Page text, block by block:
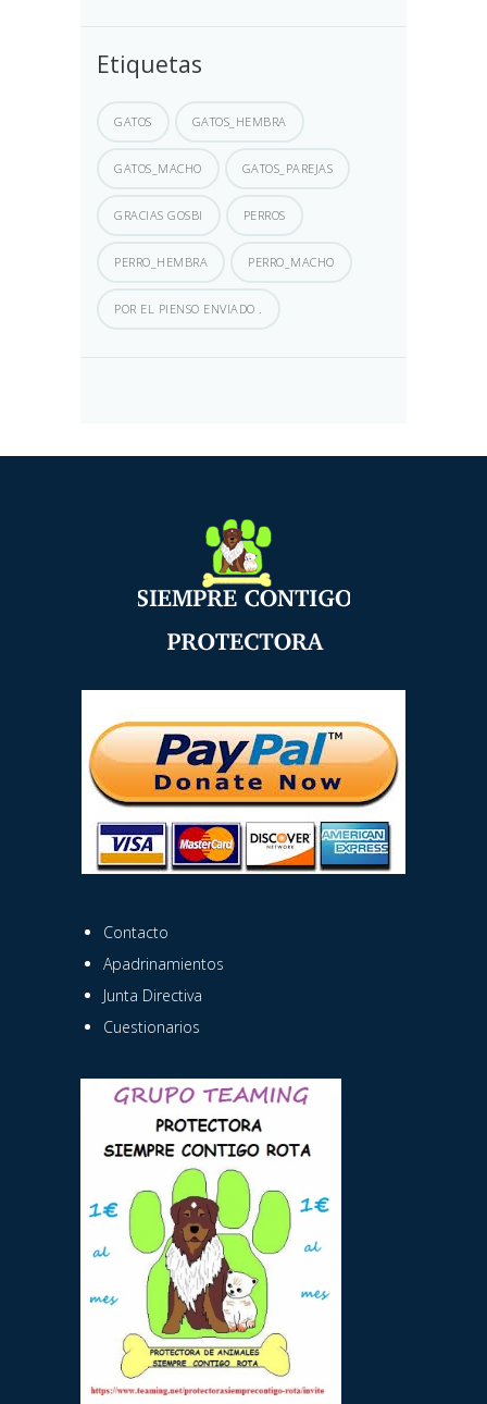
Etiquetas
GATOS GATOS_HEMBRA
GATOS_MACHO GATOS_PAREJAS
GRACIAS GOSBI PERROS
PERRO_HEMBRA PERRO_MACHO
POR EL PIENSO ENVIADO .
Contacto
Apadrinamientos
Junta Directiva
Cuestionarios